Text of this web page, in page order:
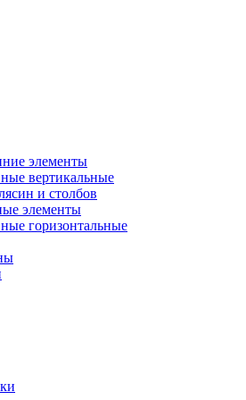
элементы
вертикальные
и столбов
элементы
горизонтальные